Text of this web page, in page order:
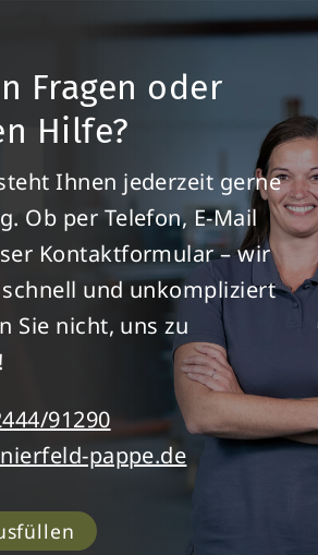
Fragen oder
Hilfe?
Ihnen jederzeit gerne
Ob per Telefon, E-Mail
Kontaktformular – wir
und unkompliziert
Sie nicht, uns zu
91290
pappe.de